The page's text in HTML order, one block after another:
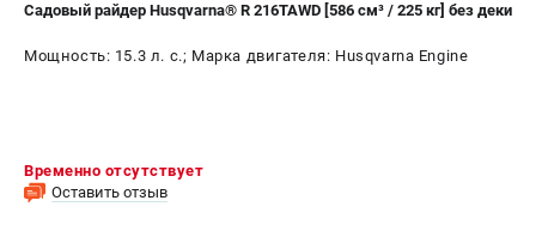
Садовый райдер Husqvarna® R 216TAWD [586 см³ / 225 кг] без деки
Мощность: 15.3 л. с.; Марка двигателя: Husqvarna Engine
Временно отсутствует
Оставить отзыв